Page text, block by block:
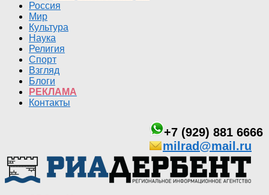
Россия
Мир
Культура
Наука
Религия
Спорт
Взгляд
Блоги
РЕКЛАМА
Контакты
+7 (929) 881 6666
milrad@mail.ru